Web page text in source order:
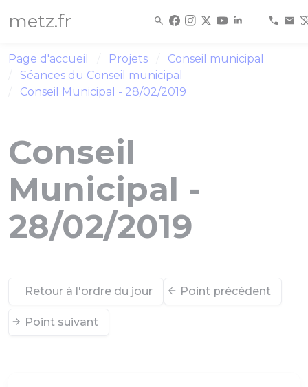
metz.fr
Page d'accueil Projets
Conseil municipal
Séances du Conseil municipal
Conseil Municipal - 28/02/2019
Conseil
Municipal -
28/02/2019
Retour à l'ordre du jour Point précédent
Point suivant